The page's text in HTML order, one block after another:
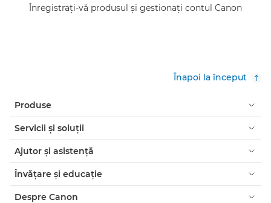
Înregistraţi-vă produsul şi gestionaţi contul Canon
Înapoi la început
Produse
Servicii şi soluţii
Ajutor şi asistenţă
Învăţare şi educaţie
Despre Canon